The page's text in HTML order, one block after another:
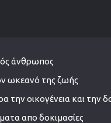
άνθρωπος
ωκεανό της ζωής
την οικογένεια και την
απο δοκιμασίες